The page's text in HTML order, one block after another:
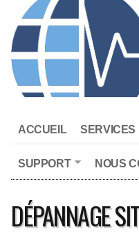
ACCUEIL SERVICES
SUPPORT NOUS
DÉPANNAGE